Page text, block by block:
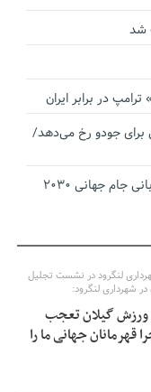
شد
در برابر ایران
برای جودو رخ می‌دهد/
پرتغال خواستار محرومیت مراکش از میزبانی جام جهانی ۲۰۳۰
باید براساس
فوتبال با حضور
فاقد سندیت
لنگرود در نشست تجلیل
در شهرداری لنگرود:
ورزش گیلان تعجب
قهرمانان جهانی ما را